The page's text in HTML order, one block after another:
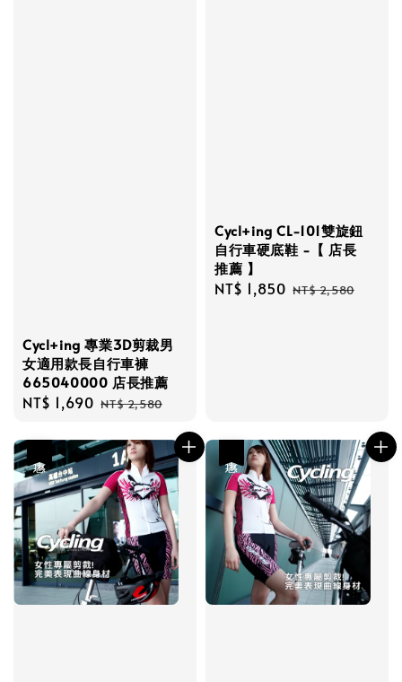
Cycl+ing 專業3D剪裁男
女適用款長自行車褲
665040000 店長推薦
Sale
NT$ 1,690 Regular
NT$ 2,580
Cycl+ing CL-101雙旋鈕
自行車硬底鞋 -【 店長
推薦 】
Sale
NT$ 1,850 Regular
NT$ 2,580